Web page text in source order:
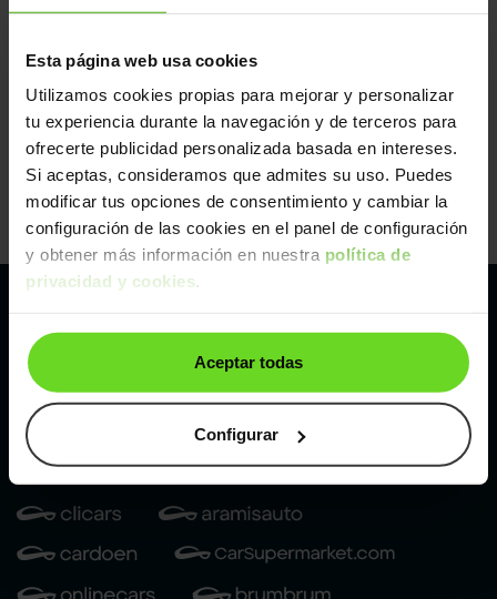
Esta página web usa cookies
Utilizamos cookies propias para mejorar y personalizar
tu experiencia durante la navegación y de terceros para
ofrecerte publicidad personalizada basada en intereses.
Si aceptas, consideramos que admites su uso. Puedes
modificar tus opciones de consentimiento y cambiar la
configuración de las cookies en el panel de configuración
y obtener más información en nuestra política de
privacidad y cookies.
Aceptar todas
Configurar
Pertenecemos al líder europeo de
compraventa de coches online
Con sede en: España, Francia, Bélgica, Reino Unido, Austria
e Italia.
¡Vendemos 1 coche por minuto!